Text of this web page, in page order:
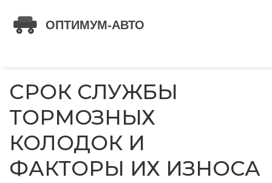
СРОК СЛУЖБЫ
ТОРМОЗНЫХ
КОЛОДОК И
ФАКТОРЫ ИХ ИЗНОСА